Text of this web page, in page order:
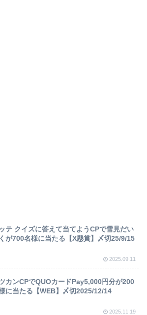
テ クイズに答えて当てようCPで雪見だい
が700名様に当たる【X懸賞】〆切25/9/15
2025.09.11
カンCPでQUOカードPay5,000円分が200
に当たる【WEB】〆切2025/12/14
2025.11.19